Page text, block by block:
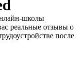
школы
реальные отзывы о
после